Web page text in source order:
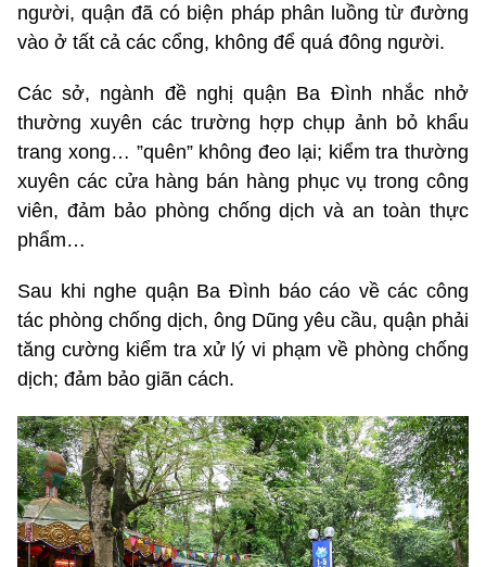
người, quận đã có biện pháp phân luồng từ đường
vào ở tất cả các cổng, không để quá đông người.
Các sở, ngành đề nghị quận Ba Đình nhắc nhở
thường xuyên các trường hợp chụp ảnh bỏ khẩu
trang xong… ”quên” không đeo lại; kiểm tra thường
xuyên các cửa hàng bán hàng phục vụ trong công
viên, đảm bảo phòng chống dịch và an toàn thực
phẩm…
Sau khi nghe quận Ba Đình báo cáo về các công
tác phòng chống dịch, ông Dũng yêu cầu, quận phải
tăng cường kiểm tra xử lý vi phạm về phòng chống
dịch; đảm bảo giãn cách.